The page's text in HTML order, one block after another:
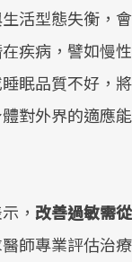
活型態失衡，
疾病，譬如慢
眠品質不好，
對外界的適應
， 改善過敏需
醫師專業評估治